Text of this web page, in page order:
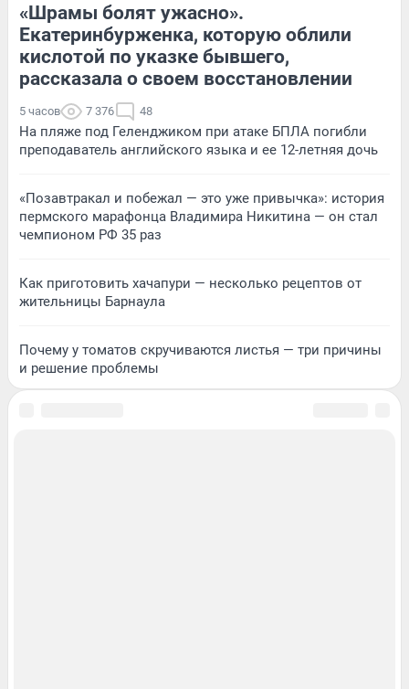
«Шрамы болят ужасно».
Екатеринбурженка, которую облили
кислотой по указке бывшего,
рассказала о своем восстановлении
5 часов 7 376 48
На пляже под Геленджиком при атаке БПЛА погибли
преподаватель английского языка и ее 12-летняя дочь
«Позавтракал и побежал — это уже привычка»: история
пермского марафонца Владимира Никитина — он стал
чемпионом РФ 35 раз
Как приготовить хачапури — несколько рецептов от
жительницы Барнаула
Почему у томатов скручиваются листья — три причины
и решение проблемы